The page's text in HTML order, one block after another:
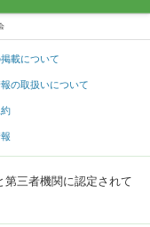
載について
の取扱いについて
三者機関に認定されて